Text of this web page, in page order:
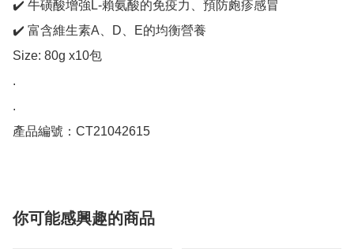
✔️ 牛磺酸增強L-賴氨酸的免疫力、預防皰疹感冒
✔️ 富含維生素A、D、E的均衡營養
Size: 80g x10包
.
.
產品編號：CT21042615
你可能感興趣的商品